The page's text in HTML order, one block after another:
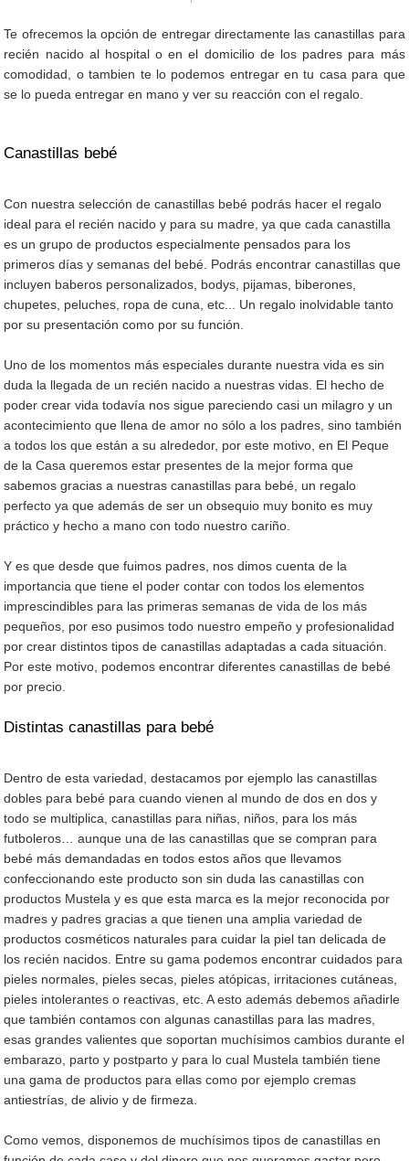
Te ofrecemos la opción de entregar directamente las canastillas para
recién nacido al hospital o en el domicilio de los padres para más
comodidad, o tambien te lo podemos entregar en tu casa para que
se lo pueda entregar en mano y ver su reacción con el regalo.
Canastillas bebé
Con nuestra selección de canastillas bebé podrás hacer el regalo
ideal para el recién nacido y para su madre, ya que cada canastilla
es un grupo de productos especialmente pensados para los
primeros días y semanas del bebé. Podrás encontrar canastillas que
incluyen baberos personalizados, bodys, pijamas, biberones,
chupetes, peluches, ropa de cuna, etc... Un regalo inolvidable tanto
por su presentación como por su función.
Uno de los momentos más especiales durante nuestra vida es sin
duda la llegada de un recién nacido a nuestras vidas. El hecho de
poder crear vida todavía nos sigue pareciendo casi un milagro y un
acontecimiento que llena de amor no sólo a los padres, sino también
a todos los que están a su alrededor, por este motivo, en El Peque
de la Casa queremos estar presentes de la mejor forma que
sabemos gracias a nuestras canastillas para bebé, un regalo
perfecto ya que además de ser un obsequio muy bonito es muy
práctico y hecho a mano con todo nuestro cariño.
Y es que desde que fuimos padres, nos dimos cuenta de la
importancia que tiene el poder contar con todos los elementos
imprescindibles para las primeras semanas de vida de los más
pequeños, por eso pusimos todo nuestro empeño y profesionalidad
por crear distintos tipos de canastillas adaptadas a cada situación.
Por este motivo, podemos encontrar diferentes canastillas de bebé
por precio.
Distintas canastillas para bebé
Dentro de esta variedad, destacamos por ejemplo las canastillas
dobles para bebé para cuando vienen al mundo de dos en dos y
todo se multiplica, canastillas para niñas, niños, para los más
futboleros… aunque una de las canastillas que se compran para
bebé más demandadas en todos estos años que llevamos
confeccionando este producto son sin duda las canastillas con
productos Mustela y es que esta marca es la mejor reconocida por
madres y padres gracias a que tienen una amplia variedad de
productos cosméticos naturales para cuidar la piel tan delicada de
los recién nacidos. Entre su gama podemos encontrar cuidados para
pieles normales, pieles secas, pieles atópicas, irritaciones cutáneas,
pieles intolerantes o reactivas, etc. A esto además debemos añadirle
que también contamos con algunas canastillas para las madres,
esas grandes valientes que soportan muchísimos cambios durante el
embarazo, parto y postparto y para lo cual Mustela también tiene
una gama de productos para ellas como por ejemplo cremas
antiestrías, de alivio y de firmeza.
Como vemos, disponemos de muchísimos tipos de canastillas en